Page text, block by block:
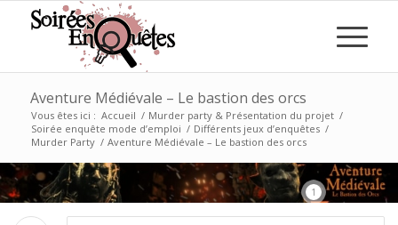
Aventure Médiévale – Le bastion des orcs
Vous êtes ici : Accueil / Murder party & Présentation du projet /
Soirée enquête mode d’emploi / Différents jeux d’enquêtes /
Murder Party / Aventure Médiévale – Le bastion des orcs
1